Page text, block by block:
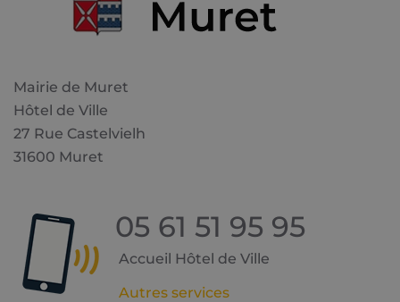
Mairie de Muret
Hôtel de Ville
27 Rue Castelvielh
31600 Muret
05 61 51 95 95
Accueil Hôtel de Ville
Autres services